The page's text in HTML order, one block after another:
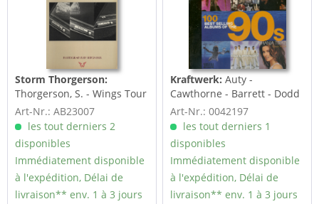
Storm Thorgerson:
Thorgerson, S. - Wings Tour
USA
Art-Nr.: AB23007
les tout derniers 2
disponibles
Immédiatement disponible
à l'expédition, Délai de
livraison** env. 1 à 3 jours
Kraftwerk:Auty -
Cawthorne - Barrett - Dodd
(14x12.5cm Pbk.)
Art-Nr.: 0042197
les tout derniers 1
disponibles
Immédiatement disponible
à l'expédition, Délai de
livraison** env. 1 à 3 jours